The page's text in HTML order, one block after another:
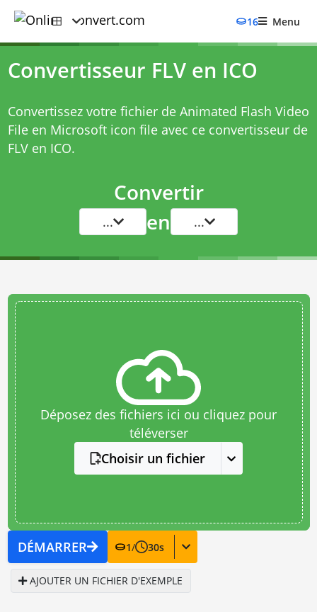
16 Menu
Convertisseur FLV en ICO
Convertissez votre fichier de Animated Flash Video
File en Microsoft icon file avec ce convertisseur de
FLV en ICO.
Convertir
... en ...
Déposez des fichiers ici ou cliquez pour
téléverser
Choisir un fichier
DÉMARRER 1/ 30s
AJOUTER UN FICHIER D'EXEMPLE